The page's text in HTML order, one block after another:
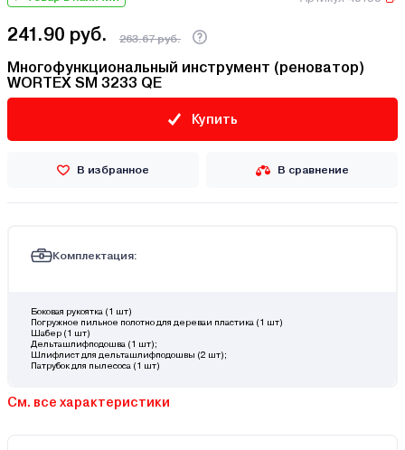
241.90 руб. 263.67 руб.
Многофункциональный инструмент (реноватор)
WORTEX SM 3233 QE
Купить
В избранное В сравнение
Комплектация:
Боковая рукоятка (1 шт)
Погружное пильное полотно для дереваи пластика (1 шт)
Шабер (1 шт)
Дельташлифподошва (1 шт);
Шлифлист для дельташлифподошвы (2 шт);
Патрубок для пылесоса (1 шт)
См. все характеристики